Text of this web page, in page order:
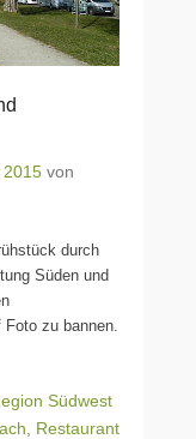
2015 von
durch
Süden und
zu bannen.
Südwest
Restaurant